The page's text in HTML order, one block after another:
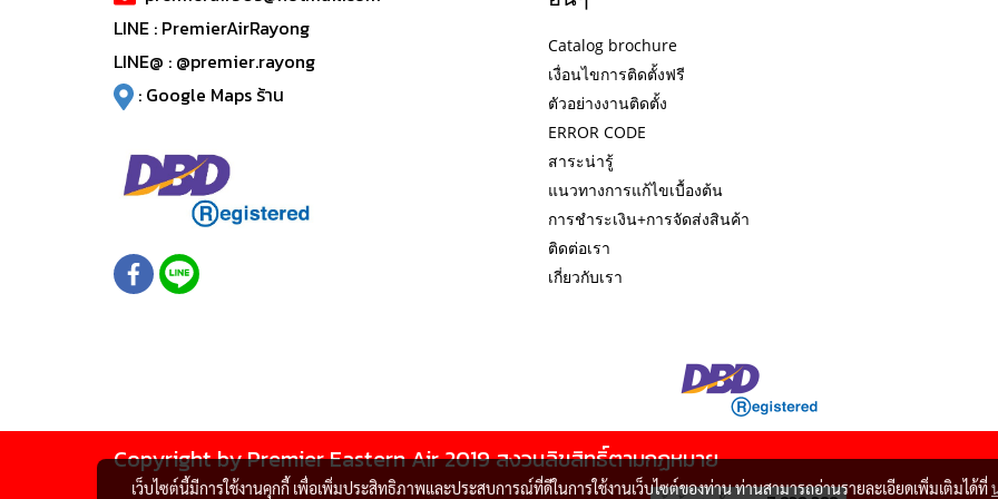
LINE : PremierAirRayong
LINE@ : @premier.rayong
: Google Maps ร้าน
Catalog brochure
เงื่อนไขการติดตั้งฟรี
ตัวอย่างงานติดตั้ง
ERROR CODE
สาระน่ารู้
แนวทางการแก้ไขเบื้องต้น
การชำระเงิน+การจัดส่งสินค้า
ติดต่อเรา
เกี่ยวกับเรา
Copyright by Premier Eastern Air 2019 สงวนลิขสิทธิ์ตามกฏหมาย
เว็บไซต์นี้มีการใช้งานคุกกี้ เพื่อเพิ่มประสิทธิภาพและประสบการณ์ที่ดีในการใช้งานเว็บไซต์ของท่าน ท่านสามารถอ่านรายละเอียดเพิ่มเติมได้ที่